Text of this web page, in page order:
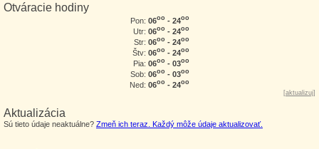
Otváracie hodiny
Pon: 06oo - 24oo
Utr: 06oo - 24oo
Str: 06oo - 24oo
Štv: 06oo - 24oo
Pia: 06oo - 03oo
Sob: 06oo - 03oo
Ned: 06oo - 24oo
[aktualizuj]
Aktualizácia
Sú tieto údaje neaktuálne? Zmeň ich teraz. Každý môže údaje aktualizovať.